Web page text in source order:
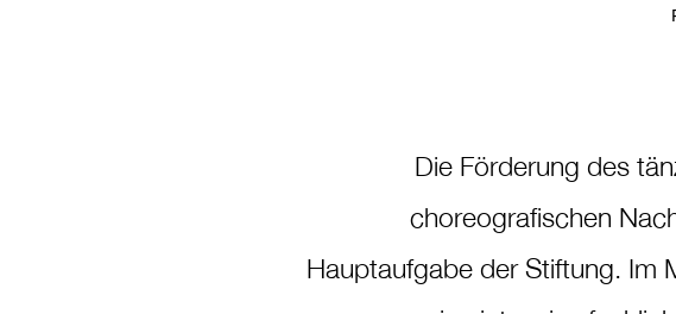
Die Förderung des
choreografischen
Hauptaufgabe der Stiftung. Im